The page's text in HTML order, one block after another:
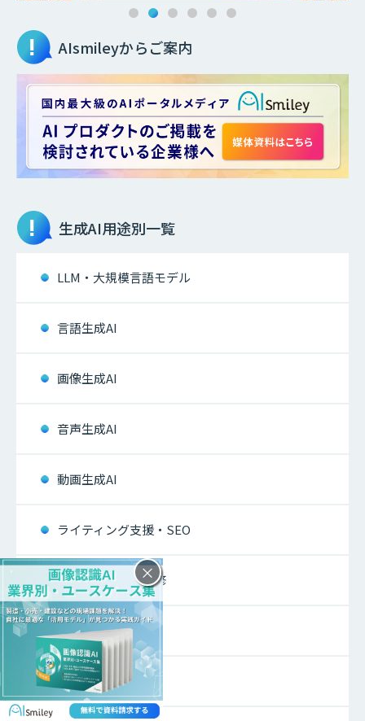
AIsmileyからご案内
生成AI用途別一覧
LLM・大規模言語モデル
言語生成AI
画像生成AI
音声生成AI
動画生成AI
ライティング支援・SEO
リスキリング・研修
営業支援
コンサルティング
×